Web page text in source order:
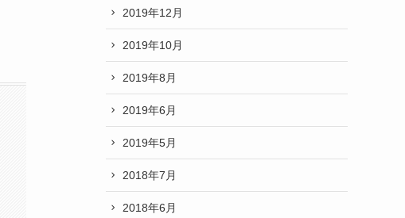
2019年12月
2019年10月
2019年8月
2019年6月
2019年5月
2018年7月
2018年6月